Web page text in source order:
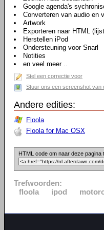
Google agenda's
Converteren van audio en
Artwork
Exporteren naar HTML
Herstellen iPod
Ondersteuning voor Snarl
Notities
en veel meer ..
Stel een correctie voor
Stuur ons een screenshot van
Andere edities:
Floola
Floola for Mac OSX
HTML code om naar deze pagina
Trefwoorden:
floola
ipod